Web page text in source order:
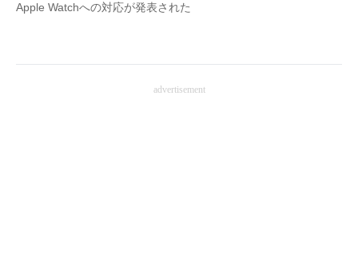
Apple Watchへの対応が発表された
advertisement